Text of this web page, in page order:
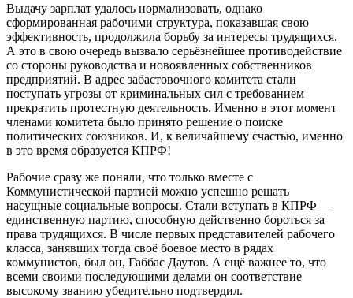
Выдачу зарплат удалось нормализовать, однако
сформированная рабочими структура, показавшая свою
эффективность, продолжила борьбу за интересы трудящихся.
А это в свою очередь вызвало серьёзнейшее противодействие
со стороны руководства и новоявленных собственников
предприятий. В адрес забастовочного комитета стали
поступать угрозы от криминальных сил с требованием
прекратить протестную деятельность. Именно в этот момент
членами комитета было принято решение о поиске
политических союзников. И, к величайшему счастью, именно
в это время образуется КПРФ!
Рабочие сразу же поняли, что только вместе с
Коммунистической партией можно успешно решать
насущные социальные вопросы. Стали вступать в КПРФ —
единственную партию, способную действенно бороться за
права трудящихся. В числе первых представителей рабочего
класса, занявших тогда своё боевое место в рядах
коммунистов, был он, Габбас Даутов. А ещё важнее то, что
всеми своими последующими делами он соответствие
высокому званию убедительно подтвердил.